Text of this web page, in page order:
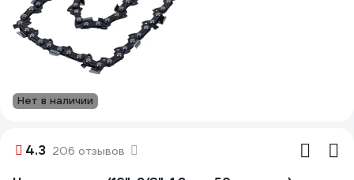
Нет в наличии
4.3 206 отзывов